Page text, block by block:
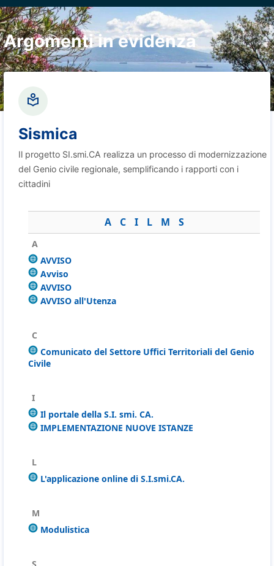
Argomenti in evidenza
Sismica
Il progetto SI.smi.CA realizza un processo di modernizzazione
del Genio civile regionale, semplificando i rapporti con i
cittadini
A C I L M S
A
AVVISO
Avviso
AVVISO
AVVISO all'Utenza
C
Comunicato del Settore Uffici Territoriali del Genio
Civile
I
Il portale della S.I. smi. CA.
IMPLEMENTAZIONE NUOVE ISTANZE
L
L'applicazione online di S.I.smi.CA.
M
Modulistica